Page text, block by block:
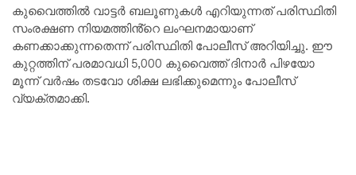
കുവൈത്തിൽ വാട്ടർ ബലൂണുകൾ എറിയുന്നത് പരിസ്ഥിതി
സംരക്ഷണ നിയമത്തിൻ്റെ ലംഘനമായാണ്
കണക്കാക്കുന്നതെന്ന് പരിസ്ഥിതി പോലീസ് അറിയിച്ചു. ഈ
കുറ്റത്തിന് പരമാവധി 5,000 കുവൈത്ത് ദിനാർ പിഴയോ
മൂന്ന് വർഷം തടവോ ശിക്ഷ ലഭിക്കുമെന്നും പോലീസ്
വ്യക്തമാക്കി.